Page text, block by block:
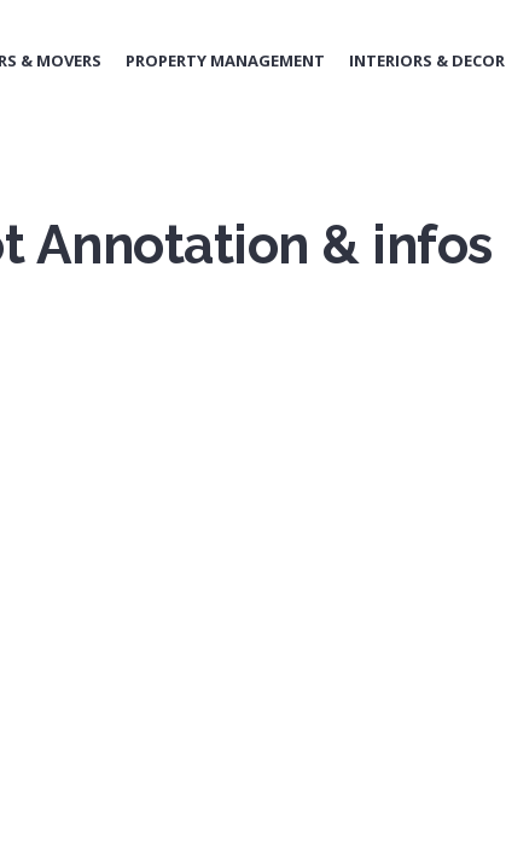
& MOVERS PROPERTY MANAGEMENT INTERIORS & DECOR
Annotation & infos